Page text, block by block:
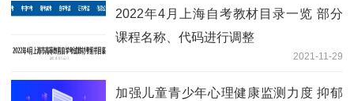
2022年4月上海自考教材目录一览 部分
课程名称、代码进行调整
2021-11-29
加强儿童青少年心理健康监测力度 抑郁